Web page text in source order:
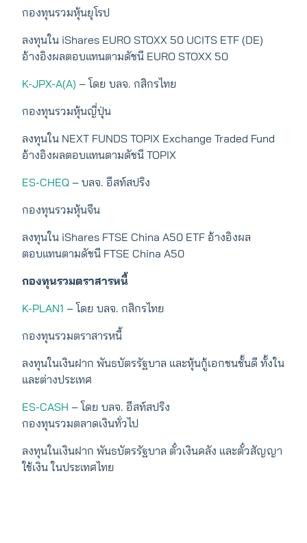
กองทุนรวมหุ้นยุโรป
ลงทุนใน iShares EURO STOXX 50 UCITS ETF (DE)
อ้างอิงผลตอบแทนตามดัชนี EURO STOXX 50
K-JPX-A(A) – โดย บลจ. กสิกรไทย
กองทุนรวมหุ้นญี่ปุ่น
ลงทุนใน NEXT FUNDS TOPIX Exchange Traded Fund
อ้างอิงผลตอบแทนตามดัชนี TOPIX
ES-CHEQ – บลจ. อีสท์สปริง
กองทุนรวมหุ้นจีน
ลงทุนใน iShares FTSE China A50 ETF อ้างอิงผล
ตอบแทนตามดัชนี FTSE China A50
กองทุนรวมตราสารหนี้
K-PLAN1 – โดย บลจ. กสิกรไทย
กองทุนรวมตราสารหนี้
ลงทุนในเงินฝาก พันธบัตรรัฐบาล และหุ้นกู้เอกชนชั้นดี ทั้งใน
และต่างประเทศ
ES-CASH – โดย บลจ. อีสท์สปริง
กองทุนรวมตลาดเงินทั่วไป
ลงทุนในเงินฝาก พันธบัตรรัฐบาล ตั๋วเงินคลัง และตั๋วสัญญา
ใช้เงิน ในประเทศไทย